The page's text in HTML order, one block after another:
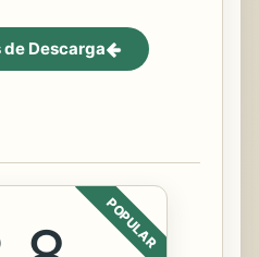
Descarga
POPULAR